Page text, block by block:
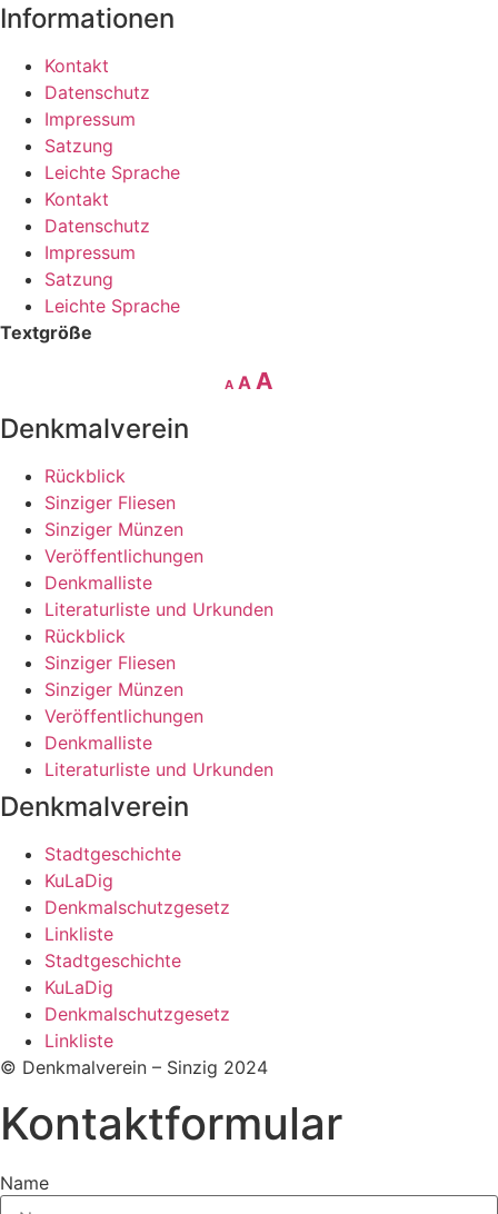
Informationen
Kontakt
Datenschutz
Impressum
Satzung
Leichte Sprache
Kontakt
Datenschutz
Impressum
Satzung
Leichte Sprache
Textgröße
A
Decrease
font
A Reset
A
Denkmalverein
Rückblick
Sinziger Fliesen
Sinziger Münzen
Veröffentlichungen
Denkmalliste
Literaturliste und Urkunden
Rückblick
Sinziger Fliesen
Sinziger Münzen
Veröffentlichungen
Denkmalliste
Literaturliste und Urkunden
Denkmalverein
Stadtgeschichte
KuLaDig
Denkmalschutzgesetz
Linkliste
Stadtgeschichte
KuLaDig
Denkmalschutzgesetz
Linkliste
© Denkmalverein – Sinzig 2024
Kontaktformular
Name